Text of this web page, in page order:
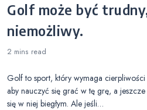
Golf może być
niemożliwy.
2 mins read
Golf to sport, który wymaga cierpliwości
aby nauczyć się grać w tę grę, a
się w niej biegłym. Ale jeśli…